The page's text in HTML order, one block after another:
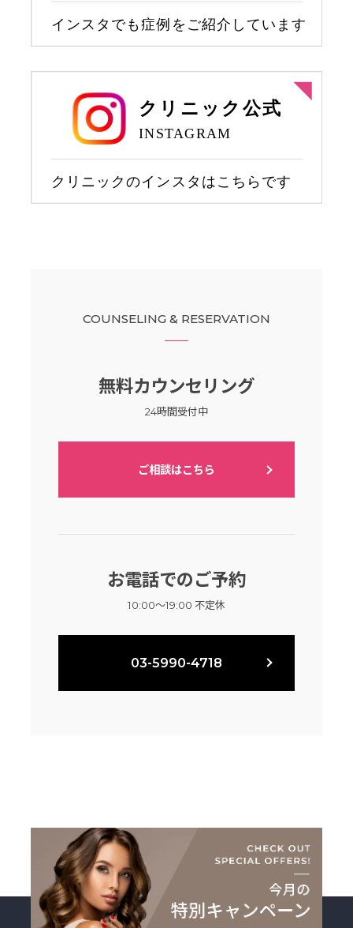
COUNSELING & RESERVATION
無料カウンセリング
24時間受付中
ご相談はこちら
お電話でのご予約
10:00～19:00 不定休
03-5990-4718